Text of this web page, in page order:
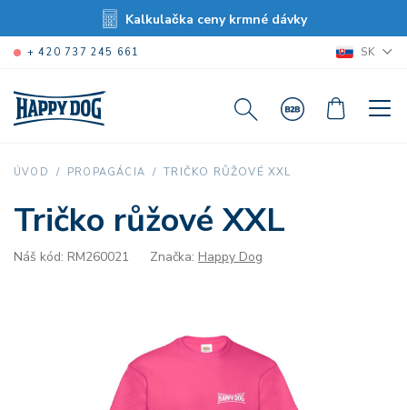
Kalkulačka ceny krmné dávky
+ 420 737 245 661 SK
ÚVOD PROPAGÁCIA TRIČKO RŮŽOVÉ XXL
Tričko růžové XXL
Náš kód: RM260021 Značka: Happy Dog